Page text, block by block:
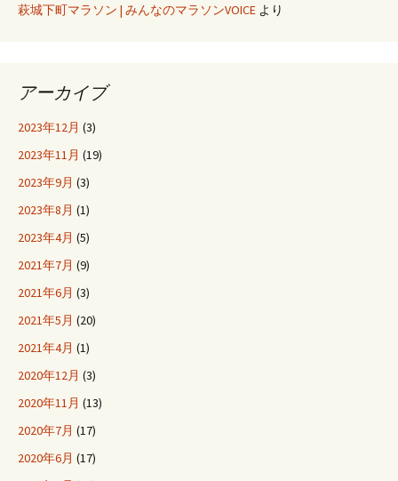
萩城下町マラソン | みんなのマラソンVOICE より
アーカイブ
2023年12月 (3)
2023年11月 (19)
2023年9月 (3)
2023年8月 (1)
2023年4月 (5)
2021年7月 (9)
2021年6月 (3)
2021年5月 (20)
2021年4月 (1)
2020年12月 (3)
2020年11月 (13)
2020年7月 (17)
2020年6月 (17)